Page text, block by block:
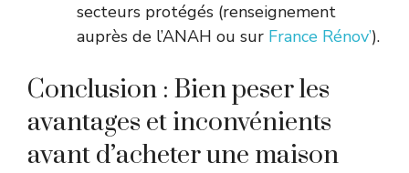
secteurs protégés (renseignement
auprès de l’ANAH ou sur France Rénov’).
Conclusion : Bien peser les
avantages et inconvénients
avant d’acheter une maison